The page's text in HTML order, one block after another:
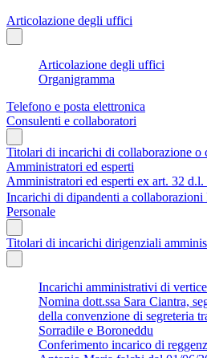
Articolazione degli uffici
Articolazione degli uffici
Organigramma
Telefono e posta elettronica
Consulenti e collaboratori
Titolari di incarichi di collaborazione o
Amministratori ed esperti
Amministratori ed esperti ex art. 32
Incarichi di dipandenti a
Personale
Titolari di incarichi dirigenziali
Incarichi amministrativi di
Nomina dott.ssa Sara Ciantra,
della convenzione di segreteria
Sorradile e Boroneddu
Conferimento incarico di